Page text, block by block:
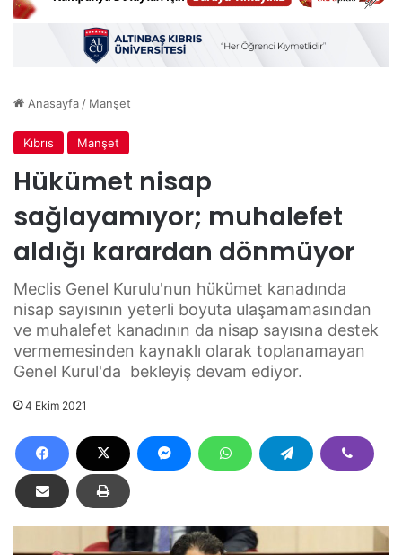
Anasayfa/ Manşet
Kıbrıs Manşet
Hükümet nisap
sağlayamıyor; muhalefet
aldığı karardan dönmüyor
Meclis Genel Kurulu'nun hükümet kanadında
nisap sayısının yeterli boyuta ulaşamamasından
ve muhalefet kanadının da nisap sayısına destek
vermemesinden kaynaklı olarak toplanamayan
Genel Kurul'da bekleyiş devam ediyor.
4 Ekim 2021